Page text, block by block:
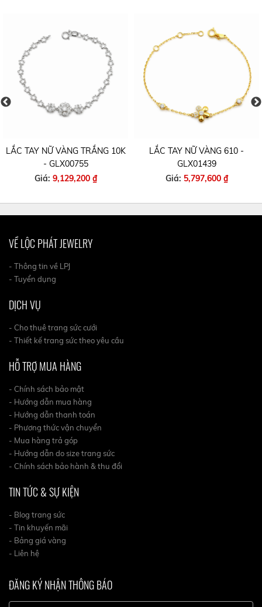
LẮC TAY NỮ VÀNG TRẮNG 10K
- GLX00755
Giá: 9,129,200 ₫
LẮC TAY NỮ VÀNG 610 -
GLX01439
Giá: 5,797,600 ₫
VỀ LỘC PHÁT JEWELRY
- Thông tin về LPJ
- Tuyển dụng
DỊCH VỤ
- Cho thuê trang sức cưới
- Thiết kế trang sức theo yêu cầu
HỖ TRỢ MUA HÀNG
- Chính sách bảo mật
- Hướng dẫn mua hàng
- Hướng dẫn thanh toán
- Phương thức vận chuyển
- Mua hàng trả góp
- Hướng dẫn do size trang sức
- Chính sách bảo hành & thu đổi
TIN TỨC & SỰ KIỆN
- Blog trang sức
- Tin khuyến mãi
- Bảng giá vàng
- Liên hệ
ĐĂNG KÝ NHẬN THÔNG BÁO